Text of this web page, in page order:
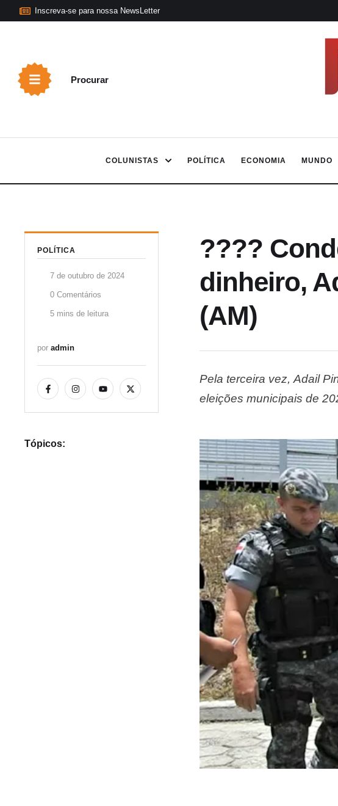
Inscreva-se para nossa NewsLetter
Procurar
COLUNISTAS POLÍTICA ECONOMIA MUNDO
POLÍTICA
7 de outubro de 2024
0 Comentários
5 mins de leitura
por admin
Tópicos:
????
dinheiro,
(AM)
Pela terceira vez, Adail
eleições municipais de
apuradas, a eleição já